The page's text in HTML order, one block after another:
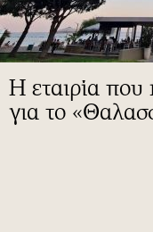
Η εταιρία που
για το